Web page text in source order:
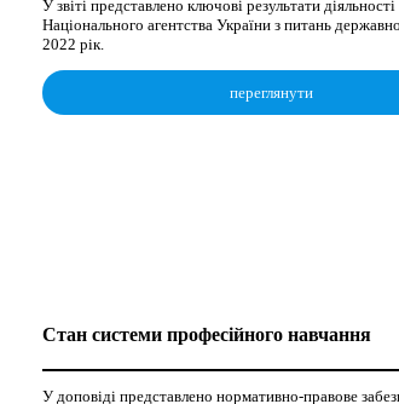
У звіті представлено ключові результати діяльності
Національного агентства України з питань
2022 рік.
переглянути
Стан системи професійного навчання
У доповіді представлено нормативно-правове